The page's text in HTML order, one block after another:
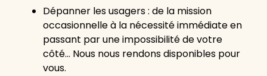
Dépanner les usagers : de la mission
occasionnelle à la nécessité immédiate en
passant par une impossibilité de votre
côté… Nous nous rendons disponibles pour
vous.